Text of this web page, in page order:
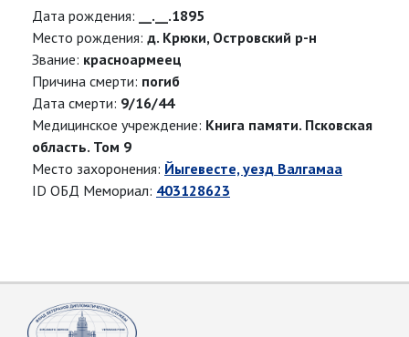
Дата рождения:
__.__.1895
Место рождения: д. Крюки, Островский р-н
Звание: красноармеец
Причина смерти: погиб
Дата смерти: 9/16/44
Медицинское учреждение: Книга памяти. Псковская
область. Том 9
Место захоронения: Йыгевесте, уезд Валгамаа
ID ОБД Мемориал: 403128623